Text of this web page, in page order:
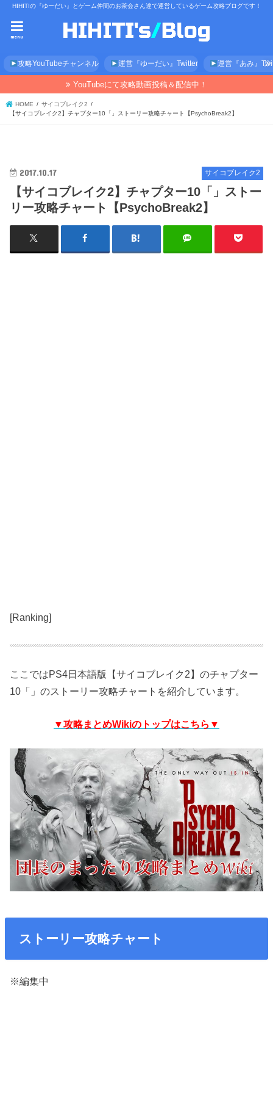
HIHITIの『ゆーだい』とゲーム仲間のお茶会さん達で運営しているゲーム攻略ブログです！
menu
攻略YouTubeチャンネル 運営『ゆーだい』Twitter 運営『あみ』
YouTubeにて攻略動画投稿＆配信中！
HOME
サイコブレイク2
【サイコブレイク2】チャプター10「」ストーリー攻略チャート【PsychoBreak2】
サイコブレイク2
2017.10.17
【サイコブレイク2】チャプター10「」ストー
リー攻略チャート【PsychoBreak2】
[Ranking]
ここではPS4日本語版【サイコブレイク2】のチャプター
10「」のストーリー攻略チャートを紹介しています。
▼攻略まとめWikiのトップはこちら▼
ストーリー攻略チャート
※編集中